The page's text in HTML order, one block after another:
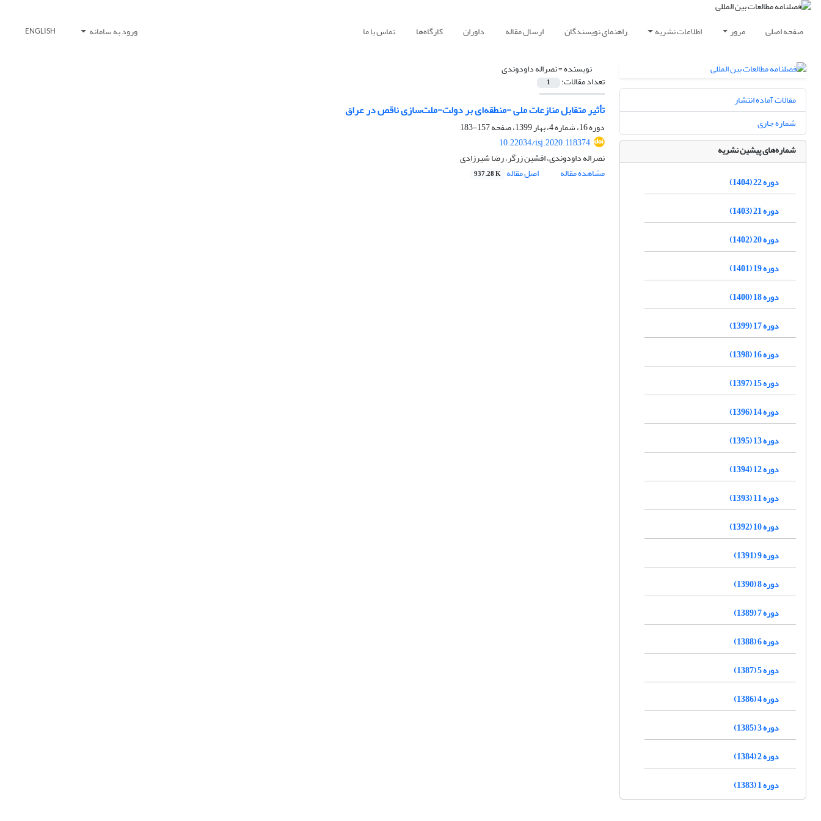
صفحه اصلی مرور اطلاعات نشریه راهنمای نویسندگان ارسال مقاله داوران کارگاه‌ها تماس با ما ورود به سامانه ENGLISH
نویسنده =نصراله داودوندی
تعداد مقالات: 1
تأثیر متقابل منازعات ملی -منطقه‎‌ای بر دولت-ملت‎‌سازی ناقص در عراق
دوره 16، شماره 4، بهار 1399، صفحه
157-183
10.22034/isj.2020.118374
نصراله داودوندی، افشین زرگر، رضا شیرزادی
مشاهده مقاله
اصل مقاله 937.28 K
مقالات آماده انتشار
شماره جاری
شماره‌های پیشین نشریه
دوره 22 (1404)
دوره 21 (1403)
دوره 20 (1402)
دوره 19 (1401)
دوره 18 (1400)
دوره 17 (1399)
دوره 16 (1398)
دوره 15 (1397)
دوره 14 (1396)
دوره 13 (1395)
دوره 12 (1394)
دوره 11 (1393)
دوره 10 (1392)
دوره 9 (1391)
دوره 8 (1390)
دوره 7 (1389)
دوره 6 (1388)
دوره 5 (1387)
دوره 4 (1386)
دوره 3 (1385)
دوره 2 (1384)
دوره 1 (1383)